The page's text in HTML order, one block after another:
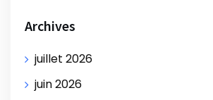
Archives
juillet 2026
juin 2026